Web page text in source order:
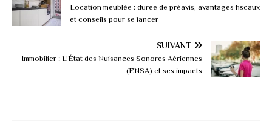
Location meublée : durée de préavis, avantages fiscaux
et conseils pour se lancer
SUIVANT
Immobilier : L’État des Nuisances Sonores Aériennes
(ENSA) et ses impacts